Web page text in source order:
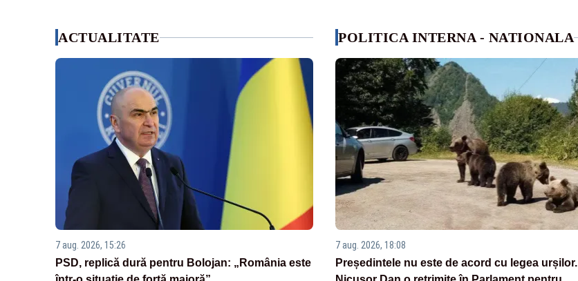
ACTUALITATE
7 aug. 2026, 15:26
PSD, replică dură pentru Bolojan: „România este
POLITICA INTERNA - NATIONALA
7 aug. 2026, 18:08
Președintele nu este de acord cu legea urșilor.